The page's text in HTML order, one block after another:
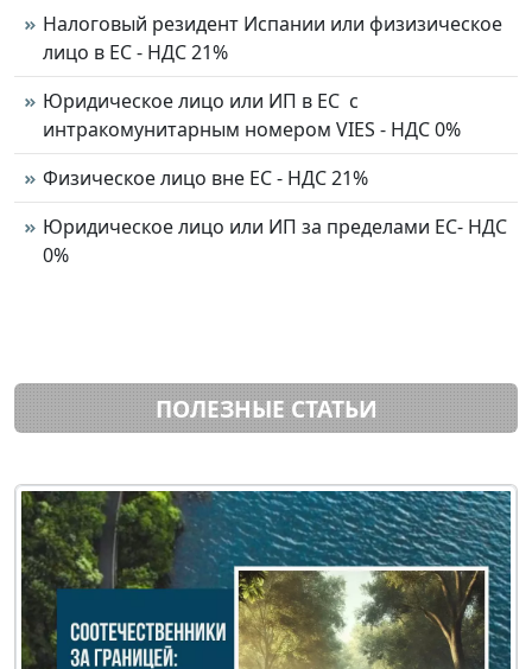
Налоговый резидент Испании или физизическое
лицо в ЕС - НДС 21%
Юридическое лицо или ИП в ЕС с
интракомунитарным номером VIES - НДС 0%
Физическое лицо вне ЕС - НДС 21%
Юридическое лицо или ИП за пределами ЕС- НДС
0%
ПОЛЕЗНЫЕ СТАТЬИ